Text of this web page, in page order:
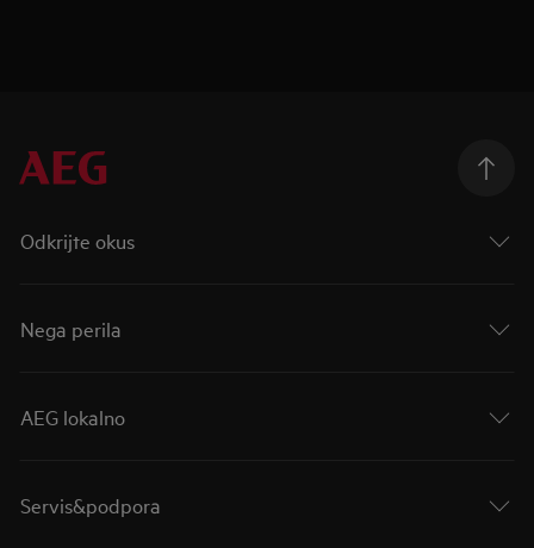
Odkrijte okus
Nega perila
AEG lokalno
Servis&podpora